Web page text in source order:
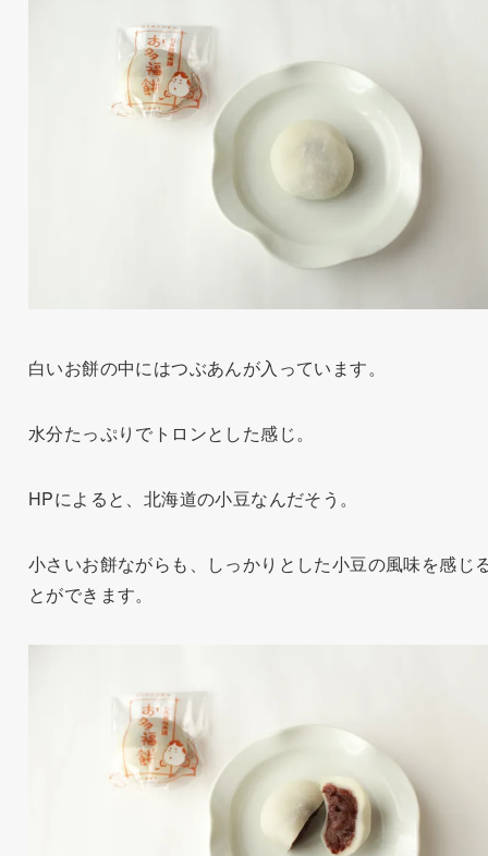
白いお餅の中にはつぶあんが入っています。
水分たっぷりでトロンとした感じ。
HPによると、北海道の小豆なんだそう。
小さいお餅ながらも、しっかりとした小豆の風味を感じ
とができます。